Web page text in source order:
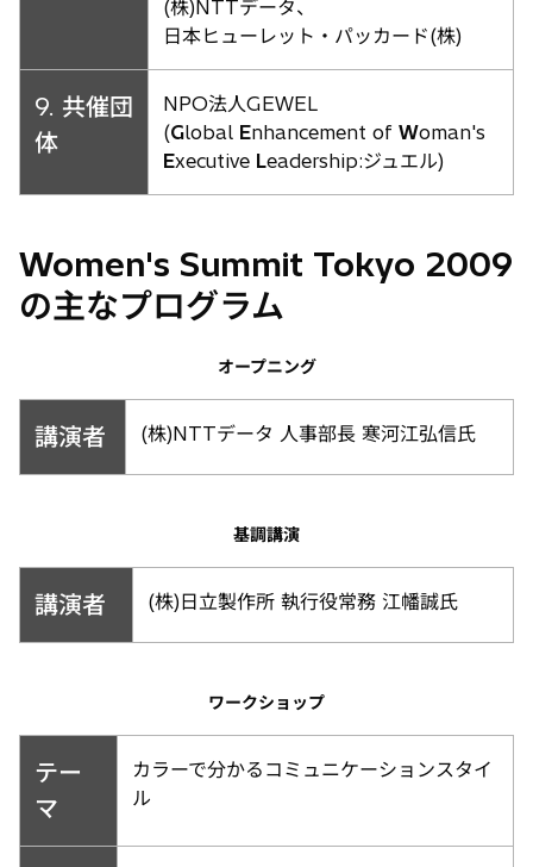
(株)NTTデータ、
日本ヒューレット・パッカード(株)
9. 共催団
体
NPO法人GEWEL
(Global Enhancement of Woman's
Executive Leadership:ジュエル)
Women's Summit Tokyo 2009
の主なプログラム
オープニング
講演者 (株)NTTデータ 人事部長 寒河江弘信氏
基調講演
講演者 (株)日立製作所 執行役常務 江幡誠氏
ワークショップ
テー
マ
カラーで分かるコミュニケーションスタイ
ル